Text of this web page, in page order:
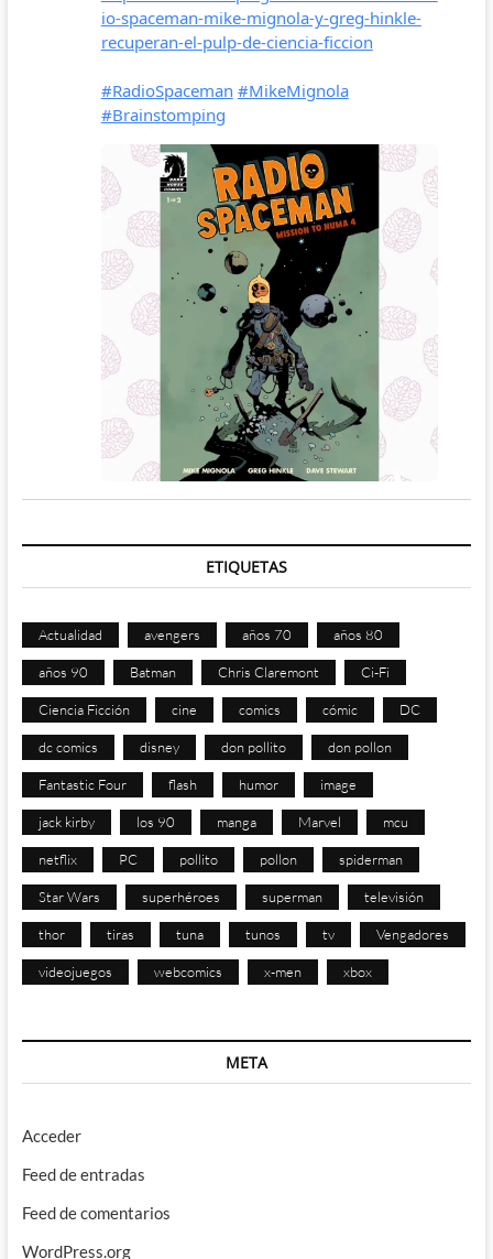
ETIQUETAS
Actualidad avengers años 70 años 80
años 90 Batman Chris Claremont Ci-Fi
Ciencia Ficción cine comics cómic DC
dc comics disney don pollito don pollon
Fantastic Four flash humor image
jack kirby los 90 manga Marvel mcu
netflix PC pollito pollon spiderman
Star Wars superhéroes superman televisión
thor tiras tuna tunos tv Vengadores
videojuegos webcomics x-men xbox
META
Acceder
Feed de entradas
Feed de comentarios
WordPress.org